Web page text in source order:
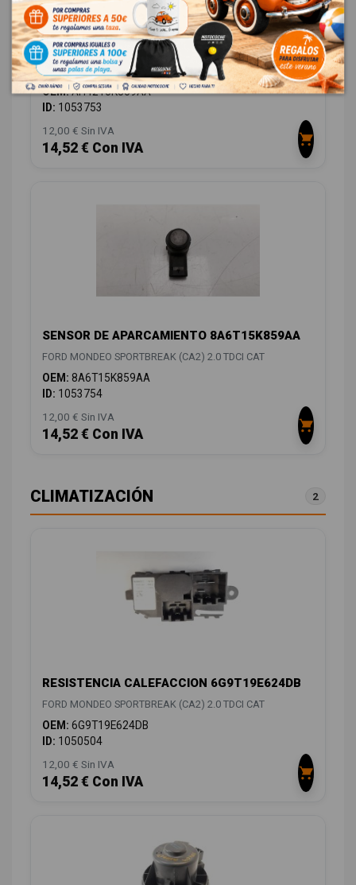
SENSOR DE APARCAMIENTO AH4215K859AA
FORD MONDEO SPORTBREAK (CA2) 2.0 TDCI CAT
OEM:AH4215K859AA
ID: 1053753
12,00 € Sin IVA
14,52 € Con IVA
SENSOR DE APARCAMIENTO 8A6T15K859AA
FORD MONDEO SPORTBREAK (CA2) 2.0 TDCI CAT
OEM: 8A6T15K859AA
ID: 1053754
12,00 € Sin IVA
14,52 € Con IVA
CLIMATIZACIÓN 2
RESISTENCIA CALEFACCION 6G9T19E624DB
FORD MONDEO SPORTBREAK (CA2) 2.0 TDCI CAT
OEM: 6G9T19E624DB
ID: 1050504
12,00 € Sin IVA
14,52 € Con IVA